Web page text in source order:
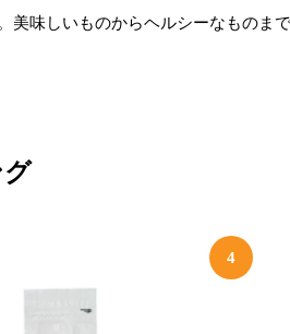
美味しいものからヘルシーなものま
4